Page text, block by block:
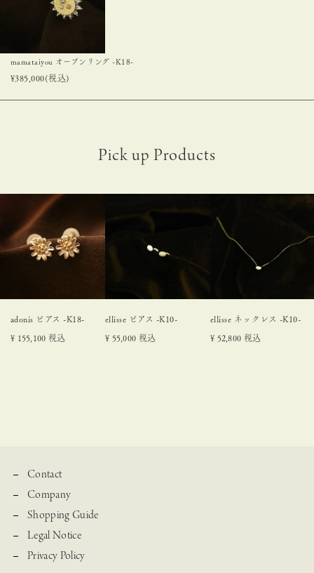
mamataiyou オープンリング -K18-
¥385,000(税込)
adonis ピアス -K18-
¥ 155,100 税込
ellisse ピアス -K10-
¥ 55,000 税込
ellisse ネックレス -K10-
¥ 52,800 税込
Contact
Company
Shopping Guide
Legal Notice
Privacy Policy